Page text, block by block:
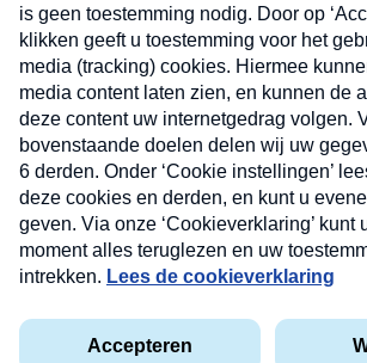
Privacyverklaring
Cookieverklaring
Nieuwsbrief
Neem hier een gratis abonnement op
nieuwsbrief. Elke vrijdag- en